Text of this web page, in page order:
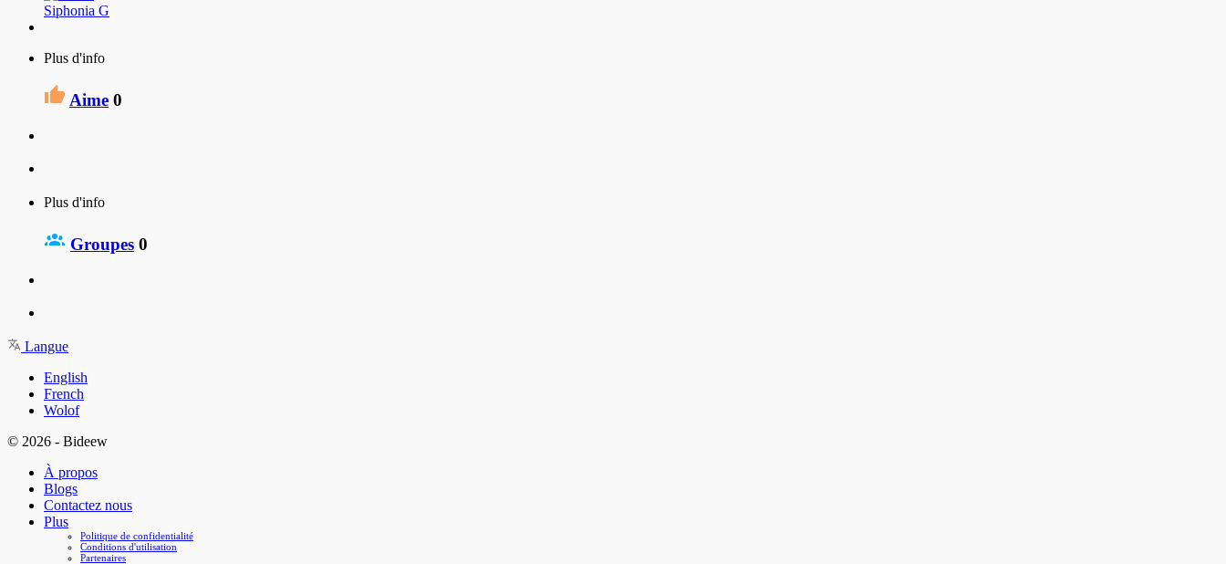
Siphonia G
Plus d'info
Aime 0
Plus d'info
Groupes 0
Langue
English
French
Wolof
© 2026 - Bideew
À propos
Blogs
Contactez nous
Plus
Politique de confidentialité
Conditions d'utilisation
Partenaires